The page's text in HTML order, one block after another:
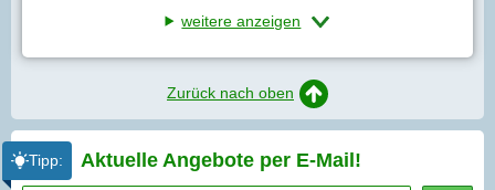
weitere anzeigen
Zurück nach oben
Tipp: Aktuelle Angebote per E-Mail!